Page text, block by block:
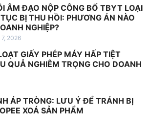
ÂM ĐẠO NỘP CÔNG BỐ TBYT LOẠI
BỊ THU HỒI: PHƯƠNG ÁN NÀO
NGHIỆP?
2026
GIẤY PHÉP MÁY HẤP TIỆT
QUẢ NGHIÊM TRỌNG CHO DOANH
ÁP TRÒNG: LƯU Ý ĐỂ TRÁNH BỊ
XOÁ SẢN PHẨM